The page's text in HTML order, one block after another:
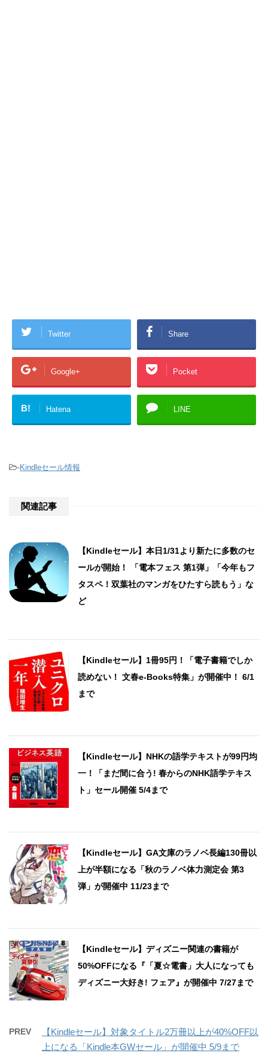
Twitter Share
Google+ Pocket
B! Hatena LINE
-Kindleセール情報
関連記事
【Kindleセール】本日1/31より新たに多数のセ
ールが開始！ 「電本フェス 第1弾」「今年もフ
タスペ！双葉社のマンガをひたすら読もう」な
ど
【Kindleセール】1冊95円！「電子書籍でしか
読めない！ 文春e-Books特集」が開催中！ 6/1
まで
【Kindleセール】NHKの語学テキストが99円均
一！「まだ間に合う! 春からのNHK語学テキス
ト」セール開催 5/4まで
【Kindleセール】GA文庫のラノベ長編130冊以
上が半額になる「秋のラノベ体力測定会 第3
弾」が開催中 11/23まで
【Kindleセール】ディズニー関連の書籍が
50%OFFになる『「夏☆電書」大人になっても
ディズニー大好き! フェア』が開催中 7/27まで
PREV
【Kindleセール】対象タイトル2万冊以上が40%OFF以
上になる「Kindle本GWセール」が開催中 5/9まで